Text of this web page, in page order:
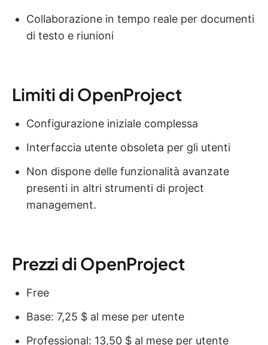
Collaborazione in tempo reale per documenti
di testo e riunioni
Limiti di OpenProject
Configurazione iniziale complessa
Interfaccia utente obsoleta per gli utenti
Non dispone delle funzionalità avanzate
presenti in altri strumenti di project
management.
Prezzi di OpenProject
Free
Base: 7,25 $ al mese per utente
Professional: 13,50 $ al mese per utente